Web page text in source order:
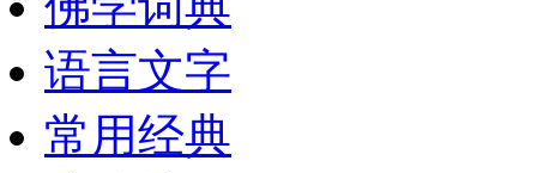
语言文字
常用经典